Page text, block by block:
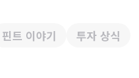
핀트 이야기 투자 상식